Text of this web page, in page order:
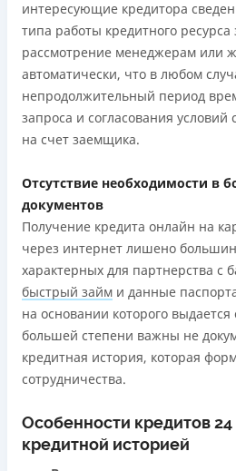
интересующие кредитора
типа работы кредитного ресурса
рассмотрение менеджерам или
автоматически, что в любом
непродолжительный период
запроса и согласования условий
на счет заемщика.
Отсутствие необходимости в
документов
Получение кредита онлайн на
через интернет лишено
характерных для партнерства с
быстрый займ и данные
на основании которого
большей степени важны не
кредитная история, которая
сотрудничества.
Особенности кредитов 24
кредитной историей